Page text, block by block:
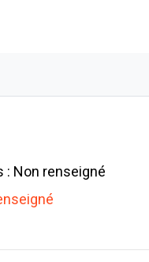
: Non renseigné